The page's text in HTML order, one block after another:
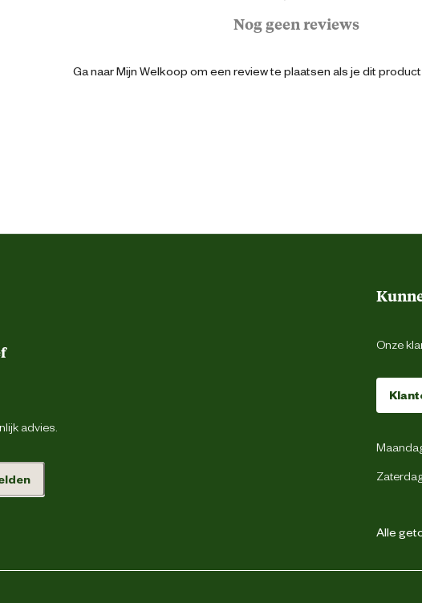
Kunstof
Nog geen reviews
Ga naar Mijn Welkoop om een review te plaatsen als je dit
advies.
Onze
Alle